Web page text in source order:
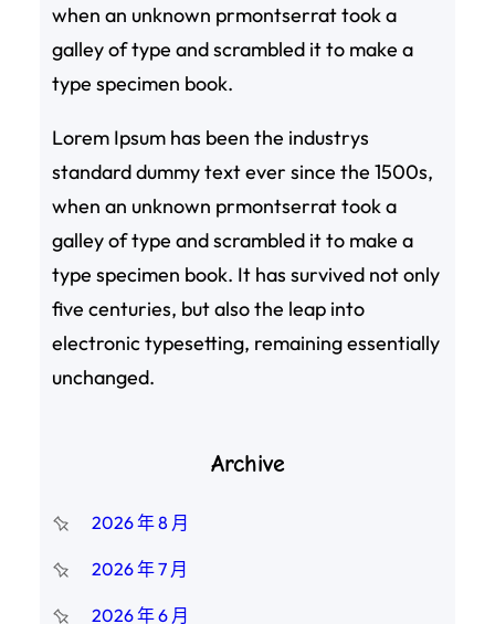
when an unknown prmontserrat took a
galley of type and scrambled it to make a
type specimen book.
Lorem Ipsum has been the industrys
standard dummy text ever since the 1500s,
when an unknown prmontserrat took a
galley of type and scrambled it to make a
type specimen book. It has survived not only
five centuries, but also the leap into
electronic typesetting, remaining essentially
unchanged.
Archive
2026 年 8 月
2026 年 7 月
2026 年 6 月